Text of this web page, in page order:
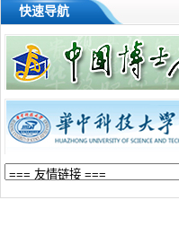
快速导航